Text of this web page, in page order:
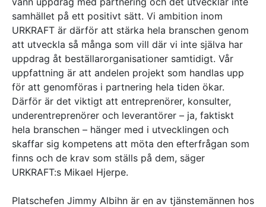
samhället på ett positivt sätt. Vi ambition inom
URKRAFT är därför att stärka hela branschen genom
att utveckla så många som vill där vi inte själva har
uppdrag åt beställarorganisationer samtidigt. Vår
uppfattning är att andelen projekt som handlas upp
för att genomföras i partnering hela tiden ökar.
Därför är det viktigt att entreprenörer, konsulter,
underentreprenörer och leverantörer – ja, faktiskt
hela branschen – hänger med i utvecklingen och
skaffar sig kompetens att möta den efterfrågan som
finns och de krav som ställs på dem, säger
URKRAFT:s Mikael Hjerpe.
Platschefen Jimmy Albihn är en av tjänstemännen hos